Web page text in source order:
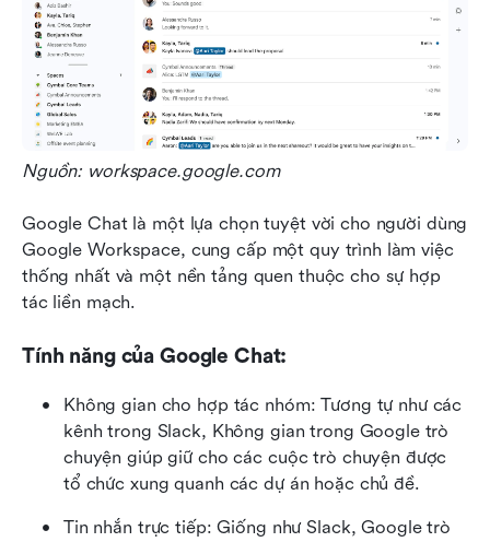
Nguồn: workspace.google.com
Google Chat là một lựa chọn tuyệt vời cho người dùng
Google Workspace, cung cấp một quy trình làm việc
thống nhất và một nền tảng quen thuộc cho sự hợp
tác liền mạch.
Tính năng của Google Chat:
Không gian cho hợp tác nhóm: Tương tự như các
kênh trong Slack, Không gian trong Google trò
chuyện giúp giữ cho các cuộc trò chuyện được
tổ chức xung quanh các dự án hoặc chủ đề.
Tin nhắn trực tiếp: Giống như Slack, Google trò